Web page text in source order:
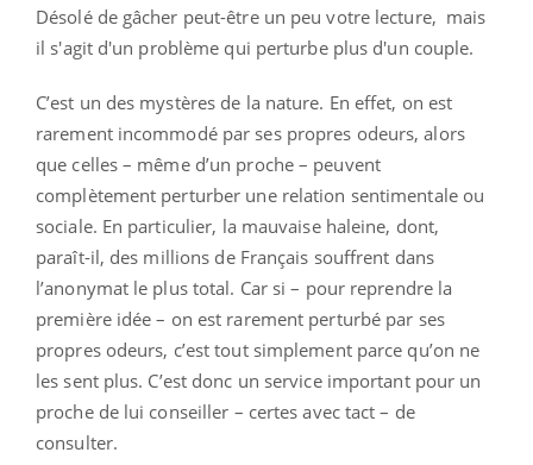
Désolé de gâcher peut-être un peu votre lecture, mais
il s'agit d'un problème qui perturbe plus d'un couple.
C’est un des mystères de la nature. En effet, on est
rarement incommodé par ses propres odeurs, alors
que celles – même d’un proche – peuvent
complètement perturber une relation sentimentale ou
sociale. En particulier, la mauvaise haleine, dont,
paraît-il, des millions de Français souffrent dans
l’anonymat le plus total. Car si – pour reprendre la
première idée – on est rarement perturbé par ses
propres odeurs, c’est tout simplement parce qu’on ne
les sent plus. C’est donc un service important pour un
proche de lui conseiller – certes avec tact – de
consulter.